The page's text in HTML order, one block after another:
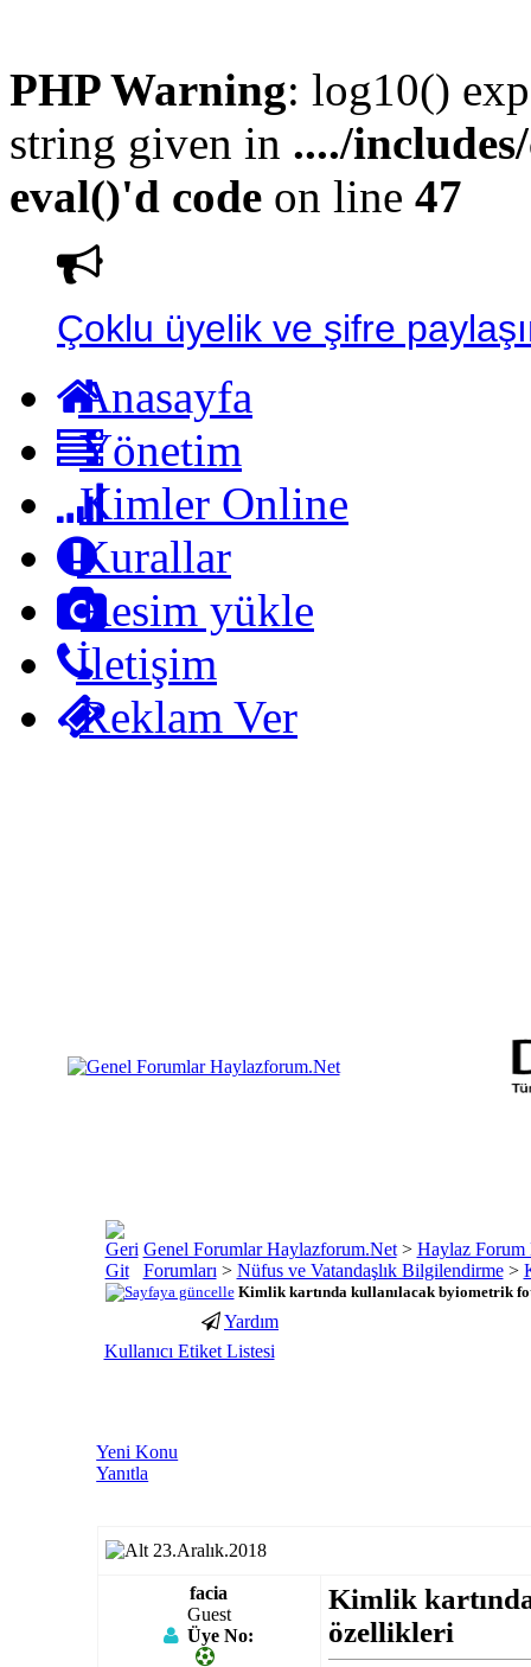
PHP Warning: log10()
string given in ..../
eval()'d code on line 47
Çoklu üyelik ve şifre
Anasayfa
Yönetim
Kimler Online
Kurallar
Resim yükle
İletişim
Reklam Ver
Genel Forumlar Haylazforum.Net > Haylaz Forum
Forumları > Nüfus ve Vatandaşlık Bilgilendirme >
Kimlik kartında kullanılacak byiometrik
Yardım
porno
izle
escort
youtube
abone
Kullanıcı Etiket Listesi
Yeni Konu
Yanıtla
23.Aralık.2018
facia
Guest
Üye No:
Kimlik
özellikleri